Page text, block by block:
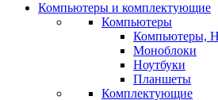
Компьютеры и комплектующие
Компьютеры
Компьютеры,
Моноблоки
Ноутбуки
Планшеты
Комплектующие